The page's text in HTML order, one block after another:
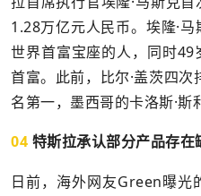
1.28万亿元人民币。埃隆·
世界首富宝座的人，同时
首富。此前，比尔·盖茨四
名第一，墨西哥的卡洛斯·斯
04 特斯拉承认部分产品存在
日前，海外网友Green曝光